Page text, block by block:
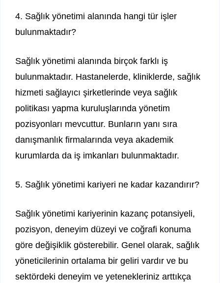
4. Sağlık yönetimi alanında hangi tür işler
bulunmaktadır?
Sağlık yönetimi alanında birçok farklı iş
bulunmaktadır. Hastanelerde, kliniklerde, sağlık
hizmeti sağlayıcı şirketlerinde veya sağlık
politikası yapma kuruluşlarında yönetim
pozisyonları mevcuttur. Bunların yanı sıra
danışmanlık firmalarında veya akademik
kurumlarda da iş imkanları bulunmaktadır.
5. Sağlık yönetimi kariyeri ne kadar kazandırır?
Sağlık yönetimi kariyerinin kazanç potansiyeli,
pozisyon, deneyim düzeyi ve coğrafi konuma
göre değişiklik gösterebilir. Genel olarak, sağlık
yöneticilerinin ortalama bir geliri vardır ve bu
sektördeki deneyim ve yetenekleriniz arttıkça